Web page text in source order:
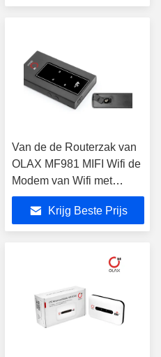
Van de de Routerzak van
OLAX MF981 MIFI Wifi de
Modem van Wifi met
Antennehaven die wordt
geopendKrijg Beste Prijs